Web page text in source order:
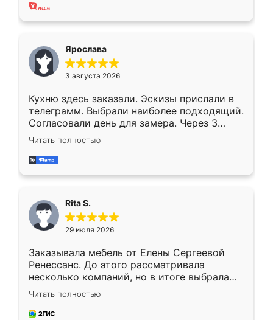
Ярослава
3 августа 2026
Кухню здесь заказали. Эскизы прислали в
телеграмм. Выбрали наиболее подходящий.
Согласовали день для замера. Через 3
недели кухня была уже готова. Остались
довольны работой. Спасибо Ренессанс
мебель за качественную работу!
Читать полностью
Rita S.
29 июля 2026
Заказывала мебель от Елены Сергеевой
Ренессанс. До этого рассматривала
несколько компаний, но в итоге выбрала
эту. Сначала обговорили условия, потом
приехал замерщик, всё спокойно объяснил
и снял размеры. Изготовили в срок, с
Читать полностью